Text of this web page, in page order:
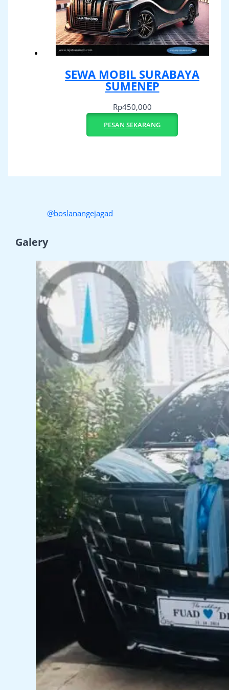
SEWA MOBIL SURABAYA
SUMENEP
Rp450,000
PESAN SEKARANG
@boslanangejagad
Galery